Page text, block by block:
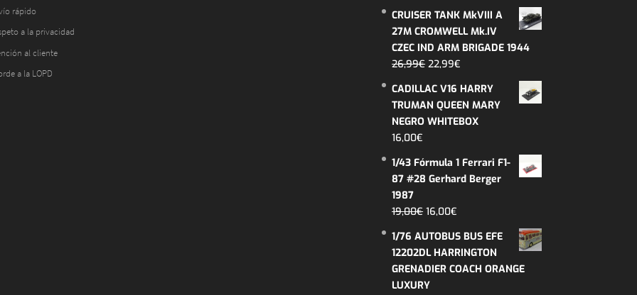
rápido
a la privacidad
al cliente
a la LOPD
CRUISER TANK MkVIII A
27M CROMWELL Mk.IV
CZEC IND ARM BRIGADE 1944
26,99€ El
original
era:
26,99€.
22,99€
actual
es:
22,99€.
CADILLAC V16 HARRY
TRUMAN QUEEN MARY
NEGRO WHITEBOX
16,00€
1/43 Fórmula 1 Ferrari F1-
87 #28 Gerhard Berger
1987
19,00€ El
original
era:
19,00€.
16,00€
actual
es:
16,00€.
1/76 AUTOBUS BUS EFE
12202DL HARRINGTON
GRENADIER COACH ORANGE
LUXURY